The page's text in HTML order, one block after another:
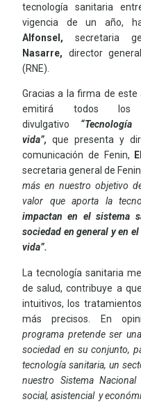
tecnología sanitaria
vigencia de un año,
Alfonsel, secretaria
Nasarre, director
(RNE).
Gracias a la firma de este
emitirá todos los
divulgativo
vida”, que presenta y
comunicación de Fenin,
secretaria general de
más en nuestro objetivo
valor que aporta la
impactan en el sistema
sociedad en general y en
vida”.
La tecnología sanitaria
de salud, contribuye a
intuitivos, los
más precisos. En
programa pretende ser
sociedad en su conjunto,
tecnología sanitaria, un
nuestro Sistema
social, asistencial y